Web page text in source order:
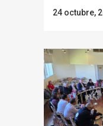
24 octubre,